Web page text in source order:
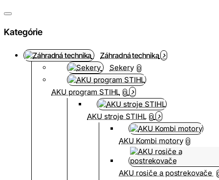
Kategórie
Záhradná technika
Sekery 0
AKU program STIHL 0
AKU stroje STIHL 0
AKU Kombi motory 0
AKU rosiče a postrekovače